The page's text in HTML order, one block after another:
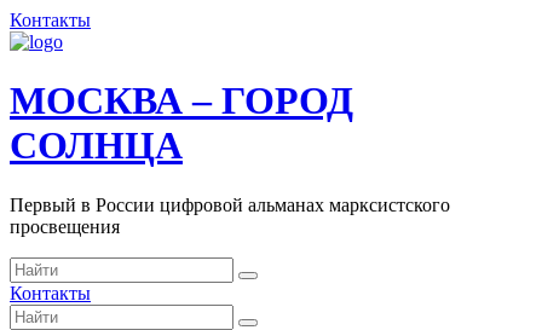
Контакты
МОСКВА – ГОРОД
СОЛНЦА
Первый в России цифровой альманах марксистского
просвещения
Контакты